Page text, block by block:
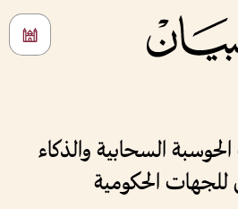
السحابية والذكاء
الحكومية